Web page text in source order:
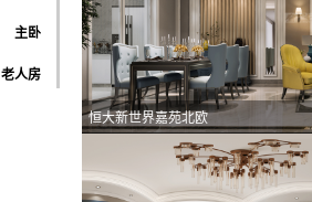
主卧
老人房
恒大新世界嘉苑北欧